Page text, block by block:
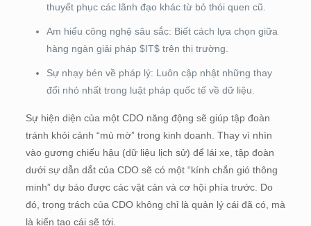
thuyết phục các lãnh đạo khác từ bỏ thói quen cũ.
Am hiểu công nghệ sâu sắc: Biết cách lựa chọn giữa
hàng ngàn giải pháp $IT$ trên thị trường.
Sự nhạy bén về pháp lý: Luôn cập nhật những thay
đổi nhỏ nhất trong luật pháp quốc tế về dữ liệu.
Sự hiện diện của một CDO năng động sẽ giúp tập đoàn
tránh khỏi cảnh “mù mờ” trong kinh doanh. Thay vì nhìn
vào gương chiếu hậu (dữ liệu lịch sử) để lái xe, tập đoàn
dưới sự dẫn dắt của CDO sẽ có một “kính chắn gió thông
minh” dự báo được các vật cản và cơ hội phía trước. Do
đó, trọng trách của CDO không chỉ là quản lý cái đã có, mà
là kiến tạo cái sẽ tới.